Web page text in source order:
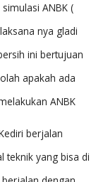
ANBK (
nya gladi
ini bertujuan
apakah ada
ANBK
berjalan
teknik yang bisa di